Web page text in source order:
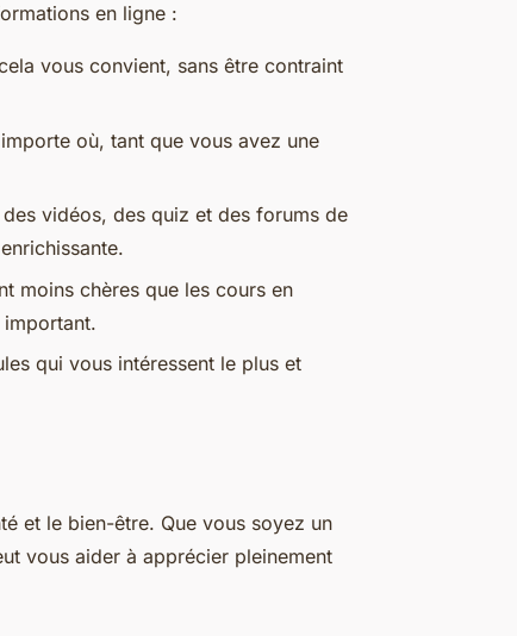
en ligne :
vous convient, sans être contraint
où, tant que vous avez une
vidéos, des quiz et des forums de
moins chères que les cours en
qui vous intéressent le plus et
et le bien-être. Que vous soyez un
vous aider à apprécier pleinement